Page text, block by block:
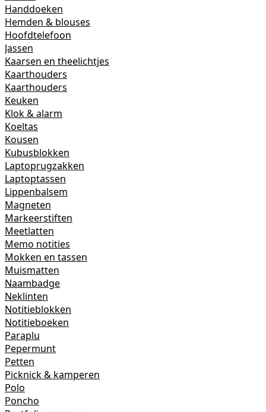
Handdoeken
Hemden & blouses
Hoofdtelefoon
Jassen
Kaarsen en theelichtjes
Kaarthouders
Kaarthouders
Keuken
Klok & alarm
Koeltas
Kousen
Kubusblokken
Laptoprugzakken
Laptoptassen
Lippenbalsem
Magneten
Markeerstiften
Meetlatten
Memo notities
Mokken en tassen
Muismatten
Naambadge
Neklinten
Notitieblokken
Notitieboeken
Paraplu
Pepermunt
Petten
Picknick & kamperen
Polo
Poncho